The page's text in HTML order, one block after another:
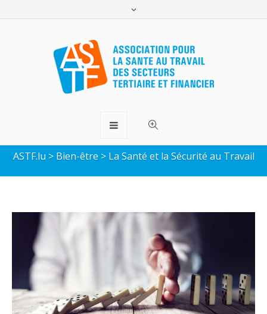
La Santé et la Sécurité au
Travail
ASTF.lu > Bien-être > La Santé et la Sécurité au Travail